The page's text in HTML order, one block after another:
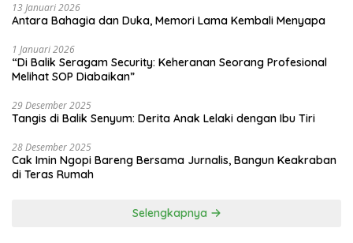
13 Januari 2026
Antara Bahagia dan Duka, Memori Lama Kembali Menyapa
1 Januari 2026
“Di Balik Seragam Security: Keheranan Seorang Profesional
Melihat SOP Diabaikan”
29 Desember 2025
Tangis di Balik Senyum: Derita Anak Lelaki dengan Ibu Tiri
28 Desember 2025
Cak Imin Ngopi Bareng Bersama Jurnalis, Bangun Keakraban
di Teras Rumah
Selengkapnya